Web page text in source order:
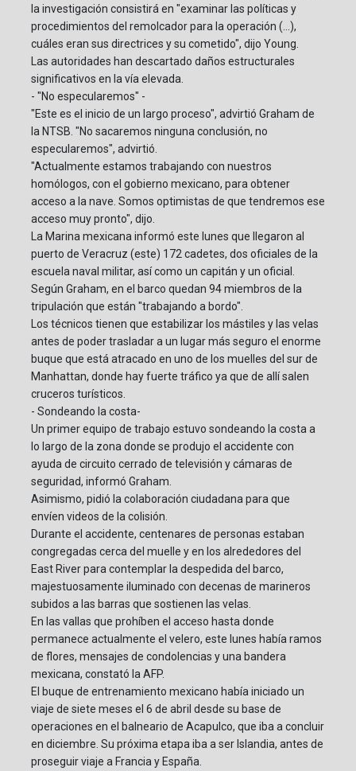
la investigación consistirá en "examinar las políticas y
procedimientos del remolcador para la operación (...),
cuáles eran sus directrices y su cometido", dijo Young.
Las autoridades han descartado daños estructurales
significativos en la vía elevada.
- "No especularemos" -
"Este es el inicio de un largo proceso", advirtió Graham de
la NTSB. "No sacaremos ninguna conclusión, no
especularemos", advirtió.
"Actualmente estamos trabajando con nuestros
homólogos, con el gobierno mexicano, para obtener
acceso a la nave. Somos optimistas de que tendremos ese
acceso muy pronto", dijo.
La Marina mexicana informó este lunes que llegaron al
puerto de Veracruz (este) 172 cadetes, dos oficiales de la
escuela naval militar, así como un capitán y un oficial.
Según Graham, en el barco quedan 94 miembros de la
tripulación que están "trabajando a bordo".
Los técnicos tienen que estabilizar los mástiles y las velas
antes de poder trasladar a un lugar más seguro el enorme
buque que está atracado en uno de los muelles del sur de
Manhattan, donde hay fuerte tráfico ya que de allí salen
cruceros turísticos.
- Sondeando la costa-
Un primer equipo de trabajo estuvo sondeando la costa a
lo largo de la zona donde se produjo el accidente con
ayuda de circuito cerrado de televisión y cámaras de
seguridad, informó Graham.
Asimismo, pidió la colaboración ciudadana para que
envíen videos de la colisión.
Durante el accidente, centenares de personas estaban
congregadas cerca del muelle y en los alrededores del
East River para contemplar la despedida del barco,
majestuosamente iluminado con decenas de marineros
subidos a las barras que sostienen las velas.
En las vallas que prohíben el acceso hasta donde
permanece actualmente el velero, este lunes había ramos
de flores, mensajes de condolencias y una bandera
mexicana, constató la AFP.
El buque de entrenamiento mexicano había iniciado un
viaje de siete meses el 6 de abril desde su base de
operaciones en el balneario de Acapulco, que iba a concluir
en diciembre. Su próxima etapa iba a ser Islandia, antes de
proseguir viaje a Francia y España.